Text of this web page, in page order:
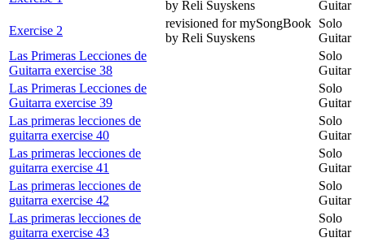
by Reli Suyskens
Guitar
Exercise 2
revisioned for mySongBook
by Reli Suyskens
Solo
Guitar
Las Primeras Lecciones de
Guitarra exercise 38
Solo
Guitar
Las Primeras Lecciones de
Guitarra exercise 39
Solo
Guitar
Las primeras lecciones de
guitarra exercise 40
Solo
Guitar
Las primeras lecciones de
guitarra exercise 41
Solo
Guitar
Las primeras lecciones de
guitarra exercise 42
Solo
Guitar
Las primeras lecciones de
guitarra exercise 43
Solo
Guitar